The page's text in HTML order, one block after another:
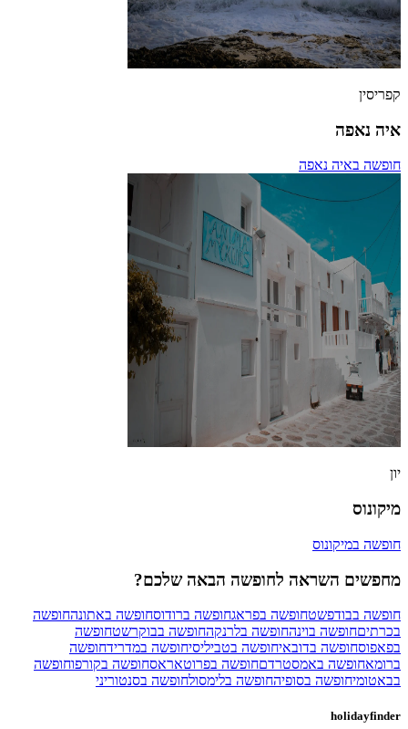
קפריסין
איה נאפה
חופשה באיה נאפה
יון
מיקונוס
חופשה במיקונוס
מחפשים השראה לחופשה הבאה שלכם?
חופשה בבודפשטחופשה בפראגחופשה ברודוסחופשה באתונהחופשה
בכרתיםחופשה בוינהחופשה בלרנקהחופשה בבוקרשטחופשה
בפאפוסחופשה בדובאיחופשה בטביליסיחופשה במדרידחופשה
ברומאחופשה באמסטרדםחופשה בפרוטאראסחופשה בקורפוחופשה
בבאטומיחופשה בסופיהחופשה בלימסולחופשה בסנטוריני
holidayfinder